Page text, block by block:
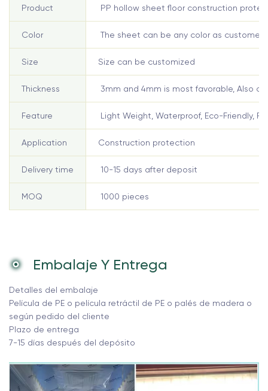
Product PP hollow sheet floor construction
Color The sheet can be any color as customer
Size Size can be customized
Thickness 3mm and 4mm is most favorable, Also
Feature Light Weight, Waterproof, Eco-Friendly,
Application Construction protection
Delivery time 10-15 days after deposit
MOQ 1000 pieces
Embalaje Y Entrega
Detalles del embalaje
Película de PE o película retráctil de PE o palés de madera o
según pedido del cliente
Plazo de entrega
7-15 días después del depósito